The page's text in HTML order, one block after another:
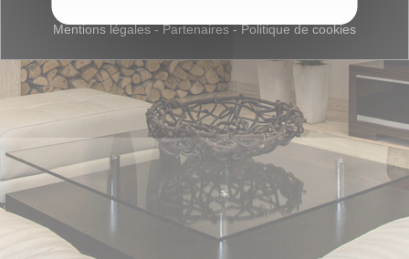
Mentions légales-Partenaires-Politique de cookies